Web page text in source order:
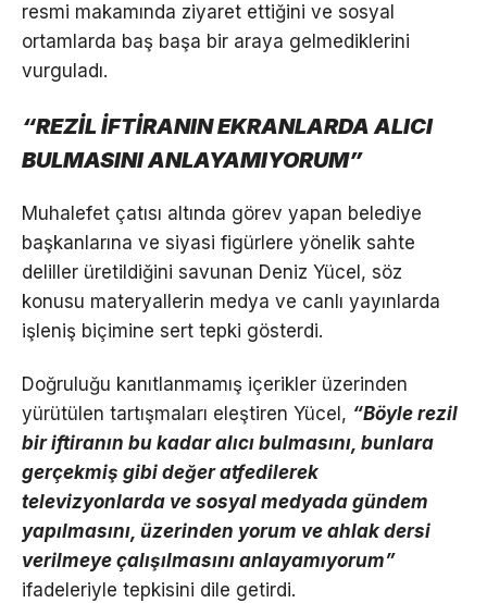
resmi makamında ziyaret ettiğini ve sosyal
ortamlarda baş başa bir araya gelmediklerini
vurguladı.
“REZİL İFTİRANIN EKRANLARDA ALICI
BULMASINI ANLAYAMIYORUM”
Muhalefet çatısı altında görev yapan belediye
başkanlarına ve siyasi figürlere yönelik sahte
deliller üretildiğini savunan Deniz Yücel, söz
konusu materyallerin medya ve canlı yayınlarda
işleniş biçimine sert tepki gösterdi.
Doğruluğu kanıtlanmamış içerikler üzerinden
yürütülen tartışmaları eleştiren Yücel, “Böyle rezil
bir iftiranın bu kadar alıcı bulmasını, bunlara
gerçekmiş gibi değer atfedilerek
televizyonlarda ve sosyal medyada gündem
yapılmasını, üzerinden yorum ve ahlak dersi
verilmeye çalışılmasını anlayamıyorum”
ifadeleriyle tepkisini dile getirdi.